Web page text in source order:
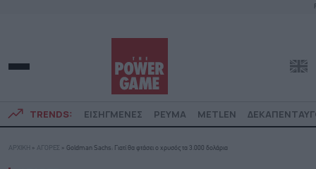
TRENDS: ΕΙΣΗΓΜΕΝΕΣ ΡΕΥΜΑ METLEN
ΑΡΧΙΚΗ » ΑΓΟΡΕΣ » Goldman Sachs: Γιατί θα φτάσει ο χρυσός τα 3.000 δολάρια